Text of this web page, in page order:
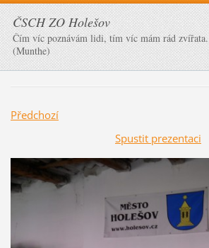
ČSCH ZO Holešov
Čím víc poznávám lidi, tím víc mám rád zvířata.
(Munthe)
Předchozí
Spustit prezentaci